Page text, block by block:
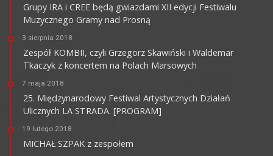
Grupy IRA i CREE będą gwiazdami XII edycji Festiwalu
Muzycznego Gramy nad Prosną
3 sierpnia 2018
Zespół KOMBII, czyli Grzegorz Skawiński i Waldemar
Tkaczyk z koncertem na Polach Marsowych
7 maja 2018
25. Międzynarodowy Festiwal Artystycznych Działań
Ulicznych LA STRADA. [PROGRAM]
19 lutego 2018
MICHAŁ SZPAK z zespołem